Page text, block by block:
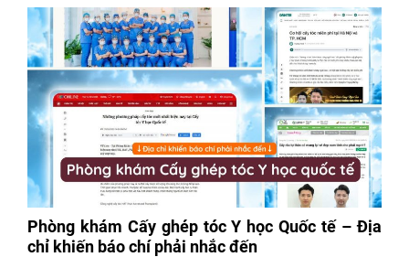
Phòng khám Cấy ghép tóc Y học Quốc tế – Địa
chỉ khiến báo chí phải nhắc đến